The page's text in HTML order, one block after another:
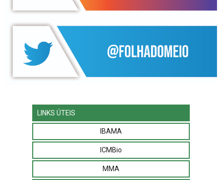
LINKS ÚTEIS
IBAMA
ICMBio
MMA